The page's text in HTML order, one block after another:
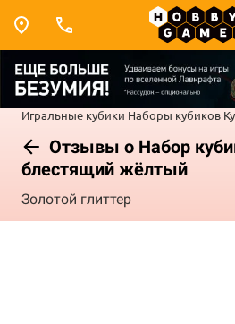
Игральные кубики Наборы кубиков
Отзывы о Набор
блестящий жёлтый
Золотой глиттер